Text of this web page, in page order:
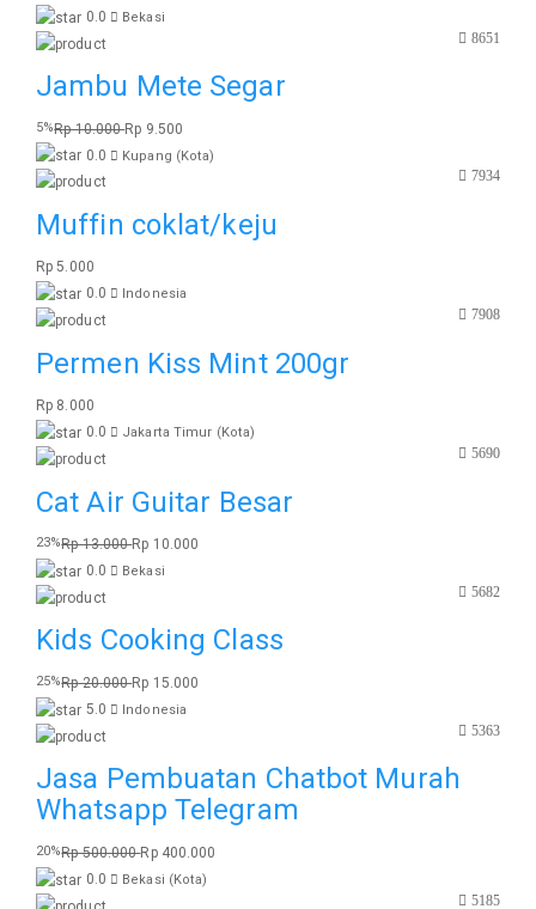
0.0
Bekasi
8651
Jambu Mete Segar
5%Rp 10.000Rp 9.500
0.0
Kupang (Kota)
7934
Muffin coklat/keju
Rp 5.000
0.0
Indonesia
7908
Permen Kiss Mint 200gr
Rp 8.000
0.0
Jakarta Timur (Kota)
5690
Cat Air Guitar Besar
23%Rp 13.000Rp 10.000
0.0
Bekasi
5682
Kids Cooking Class
25%Rp 20.000Rp 15.000
5.0
Indonesia
5363
Jasa Pembuatan Chatbot Murah
Whatsapp Telegram
20%Rp 500.000Rp 400.000
0.0
Bekasi (Kota)
5185